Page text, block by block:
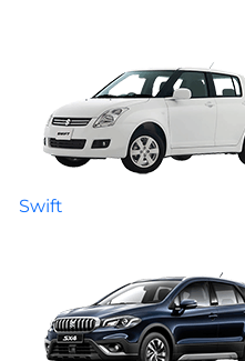
Swift